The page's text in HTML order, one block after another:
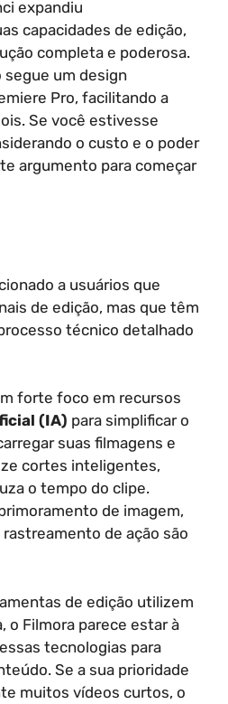
expandiu
capacidades de edição,
completa e poderosa.
um design
Pro, facilitando a
Se você estivesse
o custo e o poder
argumento para começar
a usuários que
de edição, mas que têm
técnico detalhado
forte foco em recursos
(IA) para simplificar o
suas filmagens e
cortes inteligentes,
o tempo do clipe.
de imagem,
de ação são
de edição utilizem
o Filmora parece estar à
tecnologias para
Se a sua prioridade
muitos vídeos curtos, o